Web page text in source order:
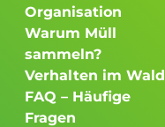
Organisation
Warum Müll
sammeln?
Verhalten im Wald
FAQ – Häufige
Fragen